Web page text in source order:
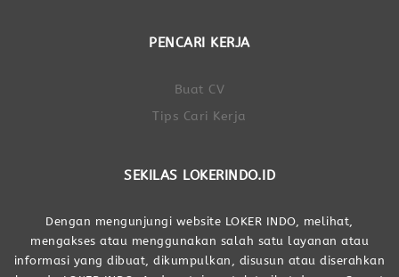
PENCARI KERJA
Buat CV
Tips Cari Kerja
SEKILAS LOKERINDO.ID
Dengan mengunjungi website LOKER INDO, melihat,
mengakses atau menggunakan salah satu layanan atau
informasi yang dibuat, dikumpulkan, disusun atau diserahkan